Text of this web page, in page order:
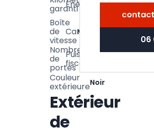
garanti
900
Énergie Diesel
Boîte
de
vitesse
Manuelle
Carrosserie
Nombre
de
portes
Puissance
fiscale
7
Couleur
extérieureNoir
Extérieur
de
06